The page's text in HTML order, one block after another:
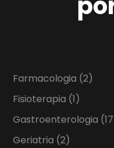
Farmacologia (2)
Fisioterapia (1)
Gastroenterologia
Geriatria (2)